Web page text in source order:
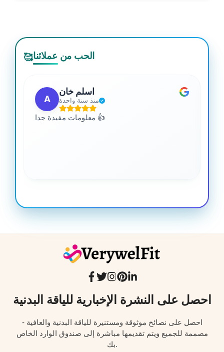
🥰الحب من عملائنا
A
اسلم خان
منذ سنة واحدة
معلومات مفيدة جدا 👍
احصل على النشرة الإخبارية للياقة البدنية
احصل على نصائح موثوقة ومستنيرة للياقة البدنية والعافية -
مصممة للجميع ويتم تقديمها مباشرة إلى صندوق الوارد الخاص
بك.